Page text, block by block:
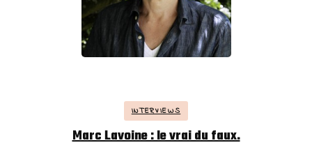
INTERVIEWS
Marc Lavoine : le vrai du faux.